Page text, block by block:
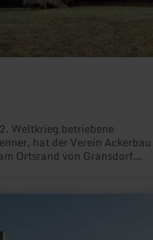
Weltkrieg betriebene
hat der Verein Ackerbau
Ortsrand von Gransdorf